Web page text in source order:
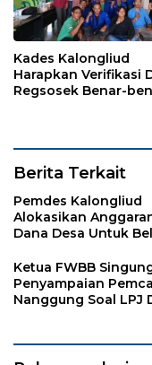
Kades Kalongliud
Harapkan Verifikasi
Regsosek Benar-
Berita Terkait
Pemdes Kalongliud
Alokasikan
Dana Desa Untuk
Ketua FWBB
Penyampaian
Nanggung Soal LPJ